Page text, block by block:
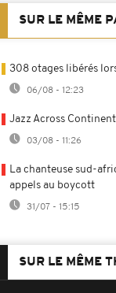
SUR LE MÊME
308 otages libérés
06/08 - 12:23
Jazz Across
03/08 - 11:26
La chanteuse sud-
appels au boycott
31/07 - 15:15
SUR LE MÊME